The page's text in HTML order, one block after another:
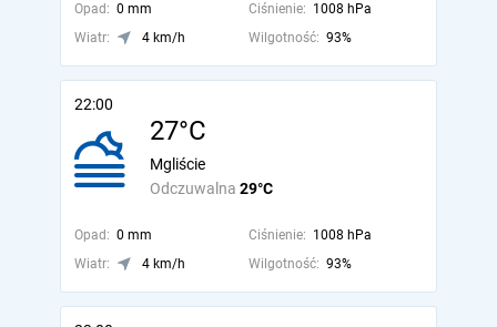
Opad: 0 mm Ciśnienie: 1008 hPa
Wiatr:
4 km/h Wilgotność: 93%
22:00
27°C
Odczuwalna 29°C
Mgliście
Opad: 0 mm Ciśnienie: 1008 hPa
Wiatr:
4 km/h Wilgotność: 93%